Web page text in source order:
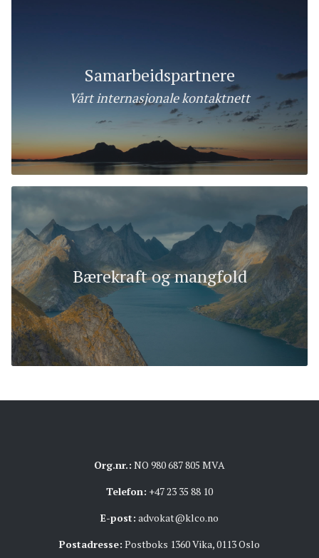
Samarbeidspartnere
Vårt internasjonale kontaktnett
Bærekraft og mangfold
Org.nr.: NO 980 687 805 MVA
Telefon: +47 23 35 88 10
E-post: advokat@klco.no
Postadresse: Postboks 1360 Vika, 0113 Oslo